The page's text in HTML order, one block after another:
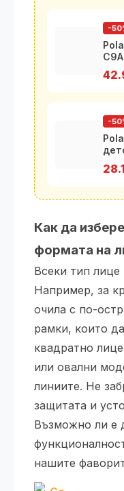
-
-
Как да
формата на
Всеки тип лице
Например, за
очила с по-
рамки, които
квадратно
или овални
линиите. Не
защитата и
Възможно ли е
нашите